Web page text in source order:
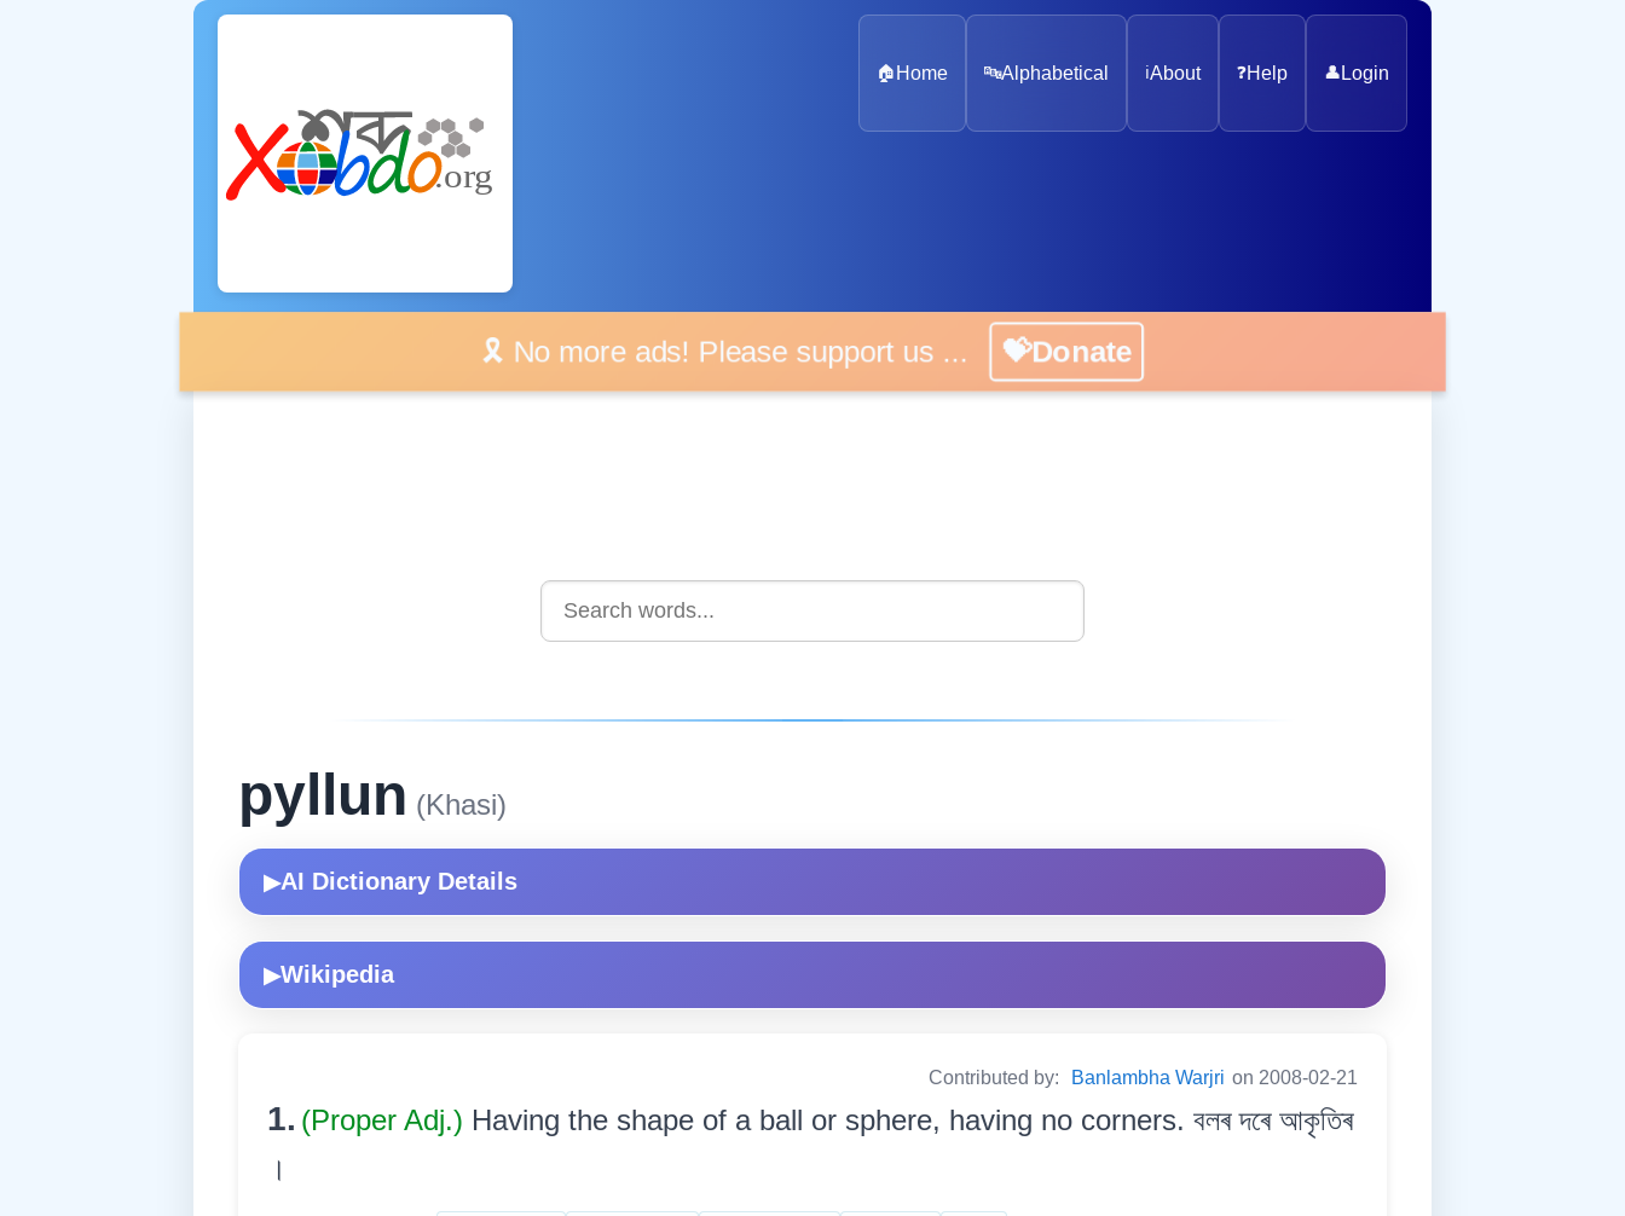
🏠 Home 🔤Alphabetical ℹ️About ❓Help 👤 Login
🎗️ No more ads! Please support us ... 💝Donate
pyllun (Khasi)
▶AI Dictionary Details
▶Wikipedia
Contributed by: Banlambha Warjri on 2008-02-21
1. (Proper Adj.) Having the shape of a ball or sphere, having no corners. বলৰ দৰে আকৃতিৰ
।